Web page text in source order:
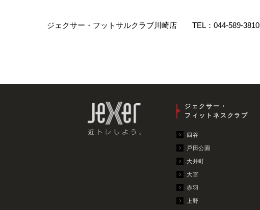
ジェクサー・フットサルクラブ川崎店 TEL：044-589-3810
ジェクサー・
フィットネスクラブ
四谷
戸田公園
大井町
大宮
赤羽
上野